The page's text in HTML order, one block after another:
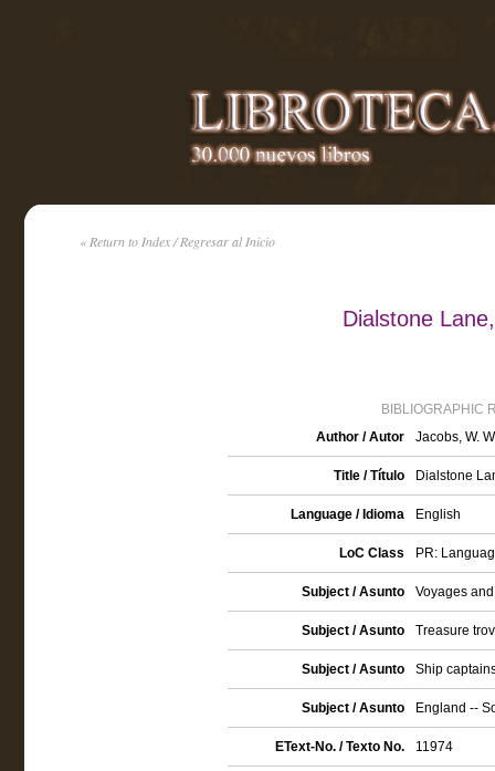
« Return to Index / Regresar al Inicio
Dialstone
BIBLIOGRAPHIC
Author / Autor
Jacobs, W.
Title / Título Dialstone
Language / Idioma English
LoC Class PR:
Subject / Asunto Voyages
Subject / Asunto Treasure
Subject / Asunto Ship
Subject / Asunto England --
EText-No. / Texto No. 11974